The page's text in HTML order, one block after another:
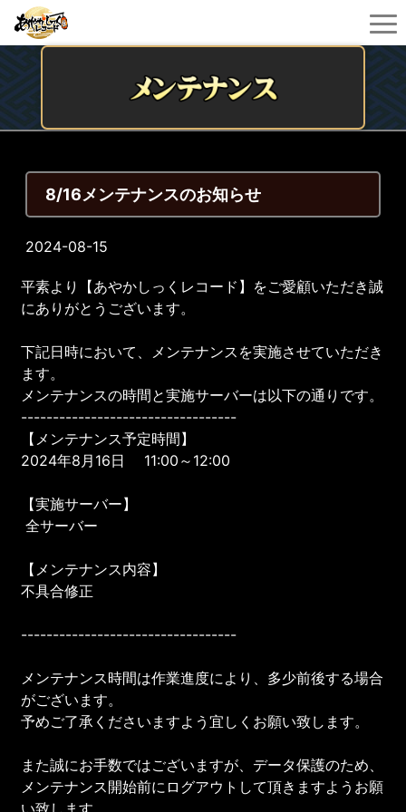
8/16メンテナンスのお知らせ
2024-08-15
平素より【あやかしっくレコード】をご愛顧いただき誠
にありがとうございます。
下記日時において、メンテナンスを実施させていただき
ます。
メンテナンスの時間と実施サーバーは以下の通りです。
----------------------------------
【メンテナンス予定時間】
2024年8月16日 11:00～12:00
【実施サーバー】
全サーバー
【メンテナンス内容】
不具合修正
----------------------------------
メンテナンス時間は作業進度により、多少前後する場合
がございます。
予めご了承くださいますよう宜しくお願い致します。
また誠にお手数ではございますが、データ保護のため、
メンテナンス開始前にログアウトして頂きますようお願
い致します。